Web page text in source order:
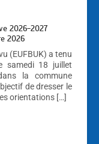
2026-2027
2026
(EUFBUK) a tenu
samedi 18 juillet
la commune
de dresser le
orientations […]